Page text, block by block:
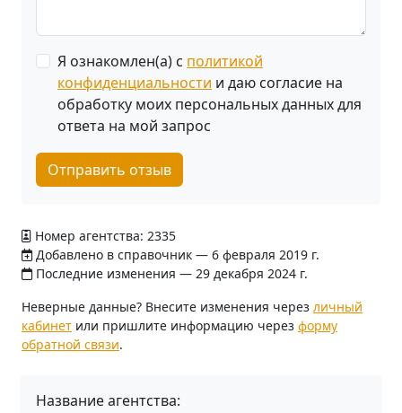
Я ознакомлен(а) с политикой
конфиденциальности и даю согласие на
обработку моих персональных данных для
ответа на мой запрос
Отправить отзыв
Номер агентства: 2335
Добавлено в справочник — 6 февраля 2019 г.
Последние изменения — 29 декабря 2024 г.
Неверные данные? Внесите изменения через личный
кабинет или пришлите информацию через форму
обратной связи.
Название агентства: